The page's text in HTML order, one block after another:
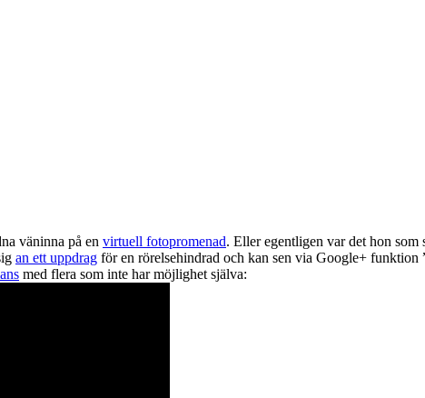
väninna på en virtuell fotopromenad. Eller egentligen var det hon som
an ett uppdrag för en rörelsehindrad och kan sen via Google+
med flera som inte har möjlighet själva: